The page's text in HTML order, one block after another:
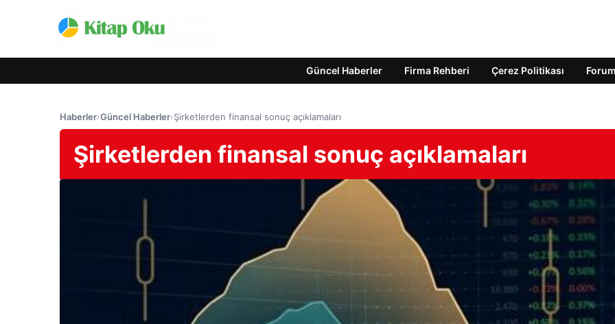
Güncel Haberler Firma Rehberi Çerez Politikası Forum
Haberler›Güncel Haberler›Şirketlerden finansal sonuç açıklamaları
Şirketlerden finansal sonuç açıklamaları